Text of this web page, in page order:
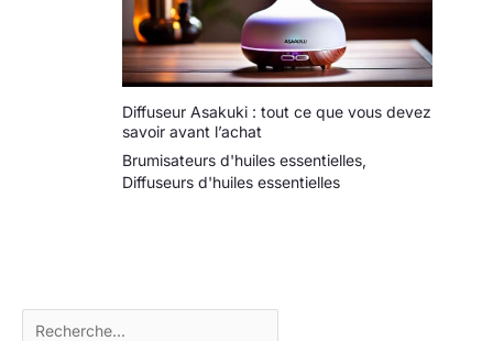
Diffuseur Asakuki : tout ce que vous devez
savoir avant l’achat
Brumisateurs d'huiles essentielles,
Diffuseurs d'huiles essentielles